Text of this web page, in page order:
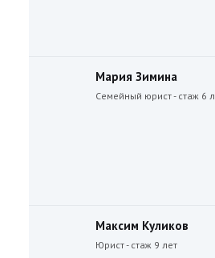
Мария Зимина
Семейный юрист - стаж 6
Максим Куликов
Юрист - стаж 9 лет